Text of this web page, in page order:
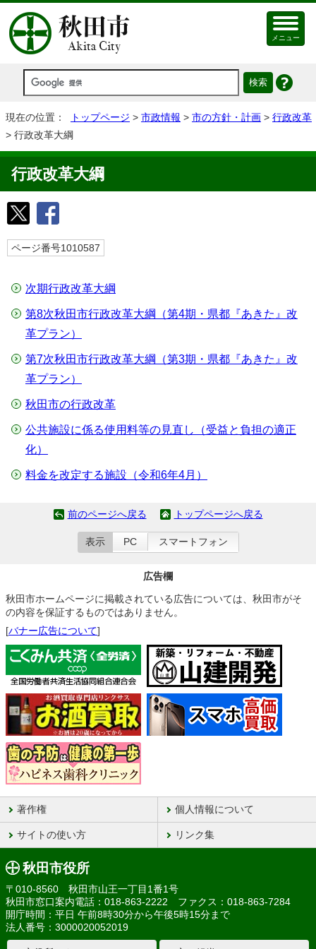
メニュー
現在の位置： トップページ > 市政情報 > 市の方針・計画 > 行政改革
> 行政改革大綱
行政改革大綱
ページ番号1010587
次期行政改革大綱
第8次秋田市行政改革大綱（第4期・県都『あきた』改
革プラン）
第7次秋田市行政改革大綱（第3期・県都『あきた』改
革プラン）
秋田市の行政改革
公共施設に係る使用料等の見直し（受益と負担の適正
化）
料金を改定する施設（令和6年4月）
前のページへ戻る トップページへ戻る
表示 PC スマートフォン
広告欄
秋田市ホームページに掲載されている広告については、秋田市がそ
の内容を保証するものではありません。
[バナー広告について]
著作権 個人情報について
サイトの使い方 リンク集
秋田市役所
〒010-8560 秋田市山王一丁目1番1号
秋田市窓口案内電話：018-863-2222 ファクス：018-863-7284
開庁時間：平日 午前8時30分から午後5時15分まで
法人番号：3000020052019